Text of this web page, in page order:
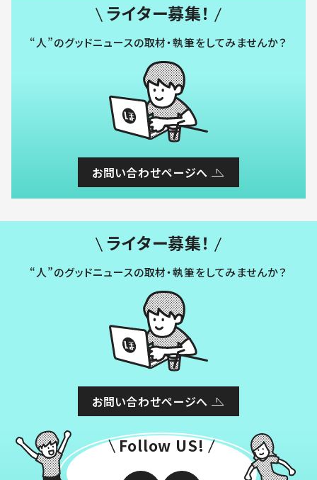
ライター募集！
“人”のグッドニュースの取材・執筆をしてみませんか？
お問い合わせページへ
ライター募集！
“人”のグッドニュースの取材・執筆をしてみませんか？
お問い合わせページへ
Follow US!